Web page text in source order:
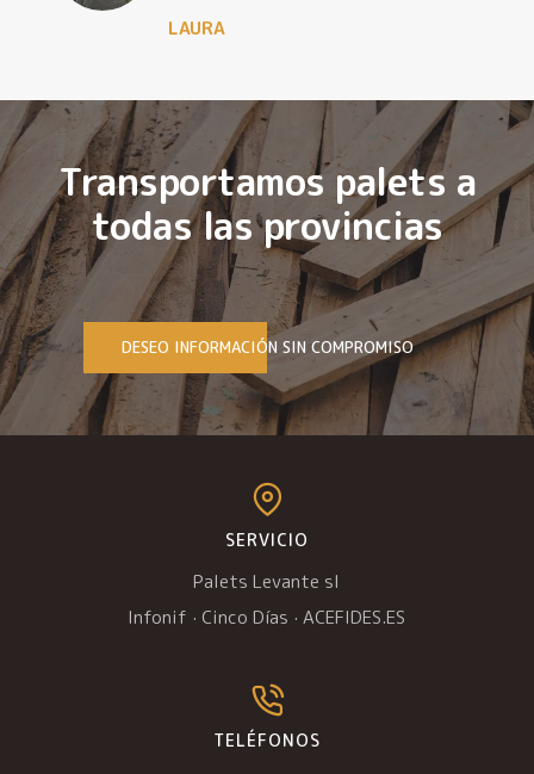
LAURA
Transportamos palets a
todas las provincias
DESEO INFORMACIÓN SIN COMPROMISO
SERVICIO
Palets Levante sl
Infonif ·Cinco Días ·ACEFIDES.ES
TELÉFONOS